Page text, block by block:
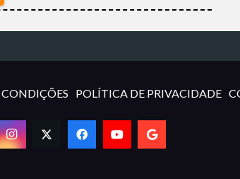
POLÍTICA DE PRIVACIDADE